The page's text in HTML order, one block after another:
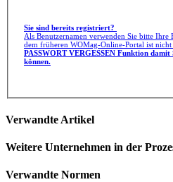
Sie sind bereits registriert?
Als Benutzernamen verwenden Sie bitte
dem früheren WOMag-Online-Portal ist nicht
PASSWORT VERGESSEN Funktion damit
können.
Verwandte Artikel
Weitere Unternehmen in der
Verwandte Normen